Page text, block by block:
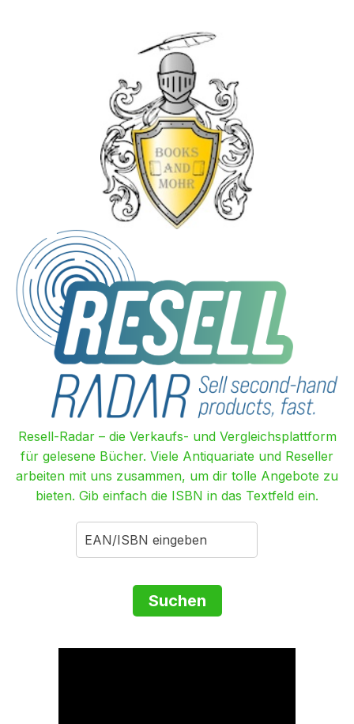
Resell-Radar – die Verkaufs- und Vergleichsplattform
für gelesene Bücher. Viele Antiquariate und Reseller
arbeiten mit uns zusammen, um dir tolle Angebote zu
bieten. Gib einfach die ISBN in das Textfeld ein.